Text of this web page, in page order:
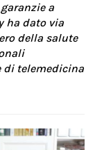
a
ha dato via
della salute
di telemedicina